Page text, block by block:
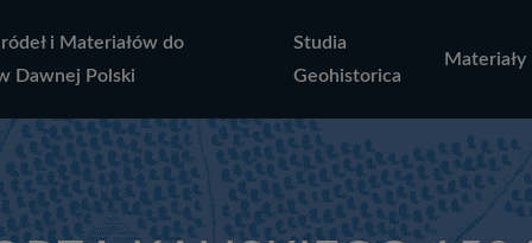
i Materiałów do
Dawnej Polski
Studia
Geohistorica
Materiały